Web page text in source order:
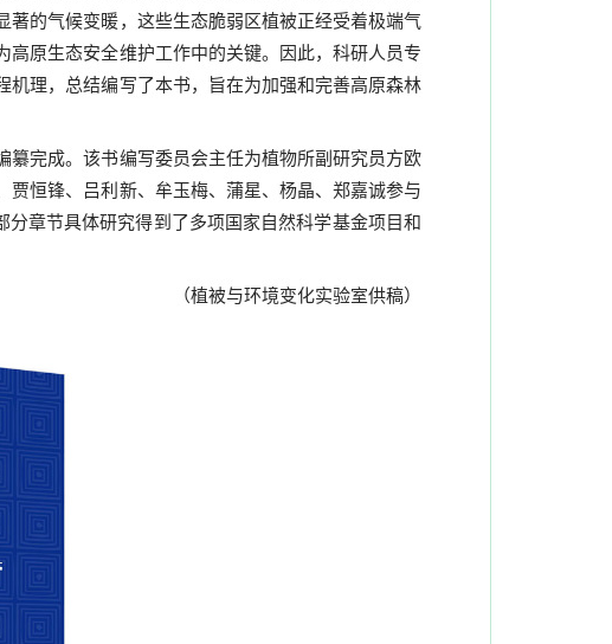
的气候变暖，这些生态脆弱区植被正经受着极端气
原生态安全维护工作中的关键。因此，科研人员专
理，总结编写了本书，旨在为加强和完善高原森林
纂完成。该书编写委员会主任为植物所副研究员方欧
恒锋、吕利新、牟玉梅、蒲星、杨晶、郑嘉诚参与
章节具体研究得到了多项国家自然科学基金项目和
（植被与环境变化实验室供稿）